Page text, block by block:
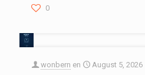
0
wonbern en August 5, 2026